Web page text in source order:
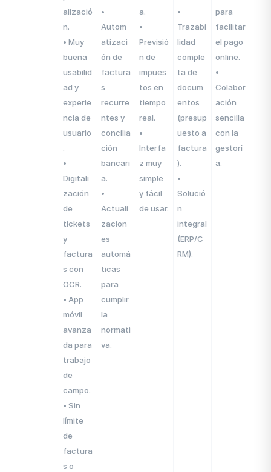
alizació
n.
• Muy
buena
usabilid
ad y
experie
ncia de
usuario
.
•
Digitali
zación
de
tickets
y
factura
s con
OCR.
• App
móvil
avanza
da para
trabajo
de
campo.
• Sin
límite
de
factura
s o
•
Autom
atizaci
ón de
factura
s
recurre
ntes y
concilia
ción
bancari
a.
•
Actuali
zacion
es
automá
ticas
para
cumplir
la
normati
va.
a.
•
Previsió
n de
impues
tos en
tiempo
real.
•
Interfa
z muy
simple
y fácil
de usar.
•
Trazabi
lidad
comple
ta de
docum
entos
(presup
uesto a
factura
).
•
Solució
n
integral
(ERP/C
RM).
para
facilitar
el pago
online.
•
Colabor
ación
sencilla
con la
gestorí
a.